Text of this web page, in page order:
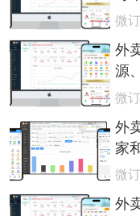
微订
外
源
微订
外
家
微订
外